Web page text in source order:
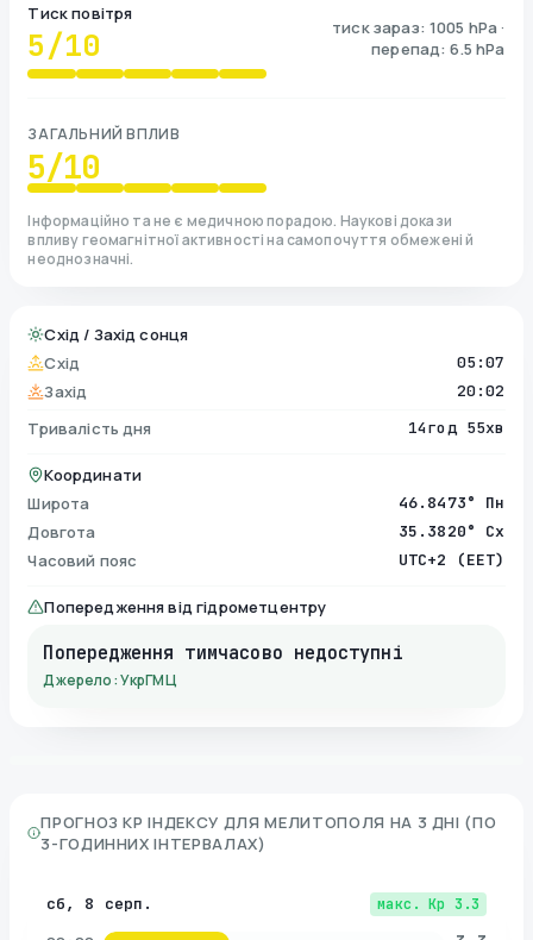
Тиск повітря
5/10
тиск зараз: 1005 hPa ·
перепад: 6.5 hPa
ЗАГАЛЬНИЙ ВПЛИВ
5/10
Інформаційно та не є медичною порадою. Наукові докази
впливу геомагнітної активності на самопочуття обмежені й
неоднозначні.
Схід / Захід сонця
Схід
05:07
Захід 20:02
Тривалість дня 14год 55хв
Координати
Широта
46.8473° Пн
Довгота 35.3820° Сх
Часовий пояс UTC+2 (EET)
Попередження від гідрометцентру
Попередження тимчасово недоступні
Джерело: УкрГМЦ
ПРОГНОЗ KP ІНДЕКСУ ДЛЯ МЕЛИТОПОЛЯ НА 3 ДНІ (ПО
3-ГОДИННИХ ІНТЕРВАЛАХ)
сб, 8 серп. макс. Kp 3.3